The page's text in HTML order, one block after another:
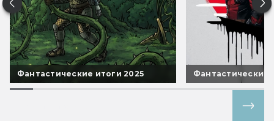
Фантастические итоги 2025 Фантастические